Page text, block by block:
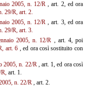
2005, n. 12/R , art. 2, ed ora
29/R, art. 2.
2005, n. 12/R , art. 3, ed ora
29/R, art. 3.
2005, n. 12/R , art. 4, poi
art. 6 , ed ora così sostituito con
2005, n. 22/R, art. 1, ed ora così
art. 1.
n. 22/R, art. 2.